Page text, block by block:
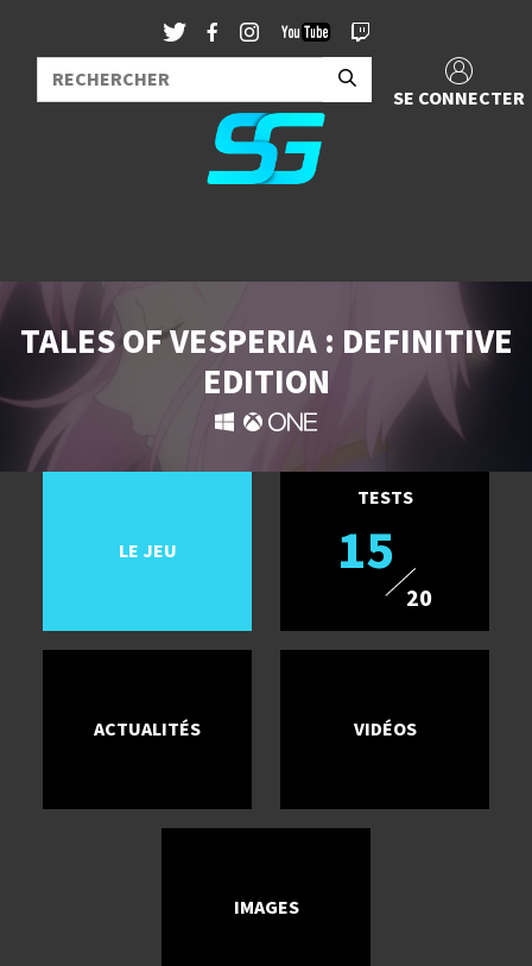
SE CONNECTER
TALES OF VESPERIA : DEFINITIVE
EDITION
LE JEU
TESTS
15
20
ACTUALITÉS VIDÉOS
IMAGES